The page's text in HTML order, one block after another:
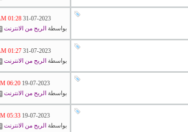
31-07-2023
01:28 AM
بواسطة الربح من الانترنت
31-07-2023
01:27 AM
بواسطة الربح من الانترنت
19-07-2023
06:20 PM
بواسطة الربح من الانترنت
19-07-2023
05:33 PM
بواسطة الربح من الانترنت